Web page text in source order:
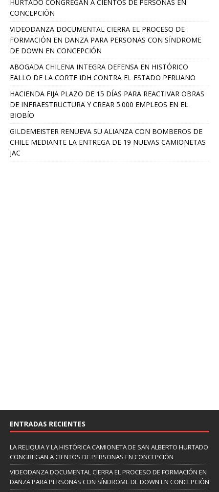
HURTADO CONGREGAN A CIENTOS DE PERSONAS EN
CONCEPCIÓN
VIDEODANZA DOCUMENTAL CIERRA EL PROCESO DE
FORMACIÓN EN DANZA PARA PERSONAS CON SÍNDROME
DE DOWN EN CONCEPCIÓN
ABOGADA CHILENA INTEGRA DEFENSA EN HISTÓRICO
FALLO DE LA CORTE IDH CONTRA EL ESTADO PERUANO
HACIENDA FIJA PLAZO DE 15 DÍAS PARA REACTIVAR OBRAS
DE INFRAESTRUCTURA Y CREAR 5.000 EMPLEOS EN EL
BIOBÍO
GILDEMEISTER RENUEVA SU ALIANZA CON BOMBEROS DE
CHILE MEDIANTE LA ENTREGA DE 19 NUEVAS CAMIONETAS
JAC
ENTRADAS RECIENTES
LA RELIQUIA Y LA HISTÓRICA CAMIONETA DE SAN ALBERTO HURTADO
CONGREGAN A CIENTOS DE PERSONAS EN CONCEPCIÓN
VIDEODANZA DOCUMENTAL CIERRA EL PROCESO DE FORMACIÓN EN
DANZA PARA PERSONAS CON SÍNDROME DE DOWN EN CONCEPCIÓN